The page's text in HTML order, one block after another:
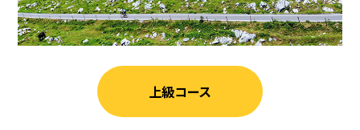
上級コース